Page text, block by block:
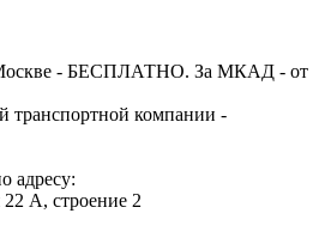
- БЕСПЛАТНО. За МКАД - от
транспортной компании -
адресу:
22 А, строение 2